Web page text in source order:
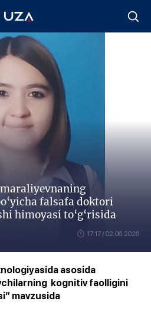
falsafa doktori
himoyasi to‘g‘risida
17:17 / 02.06.2026
asosida
kognitiv faolligini
mavzusida